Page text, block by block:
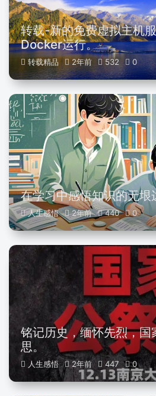
转载-新的免费虚拟主机
Docker运行。
转载精品 2年前 532 0
在学习中感悟知识的无垠
人生感悟 2年前 440 0
铭记历史，缅怀先烈，国
思。
人生感悟 2年前 447 0